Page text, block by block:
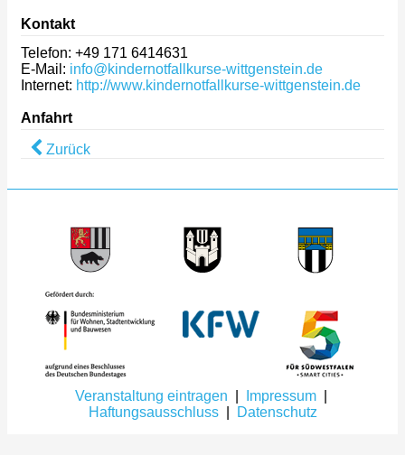
Kontakt
Telefon: +49 171 6414631
E-Mail: info@kindernotfallkurse-wittgenstein.de
Internet: http://www.kindernotfallkurse-wittgenstein.de
Anfahrt
Zurück
Veranstaltung eintragen Impressum|
Haftungsausschluss| Datenschutz